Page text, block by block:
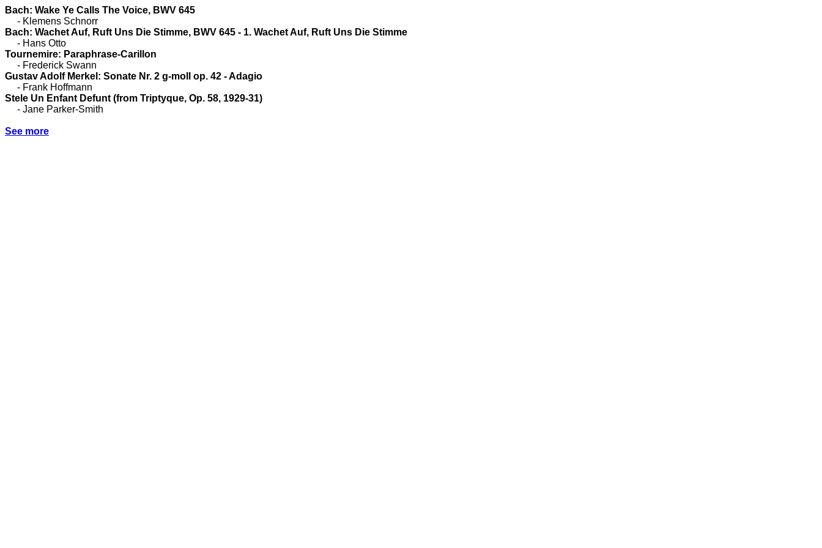
Bach: Wake Ye Calls The Voice, BWV 645
- Klemens Schnorr
Bach: Wachet Auf, Ruft Uns Die Stimme, BWV 645 - 1. Wachet Auf, Ruft Uns Die Stimme
- Hans Otto
Tournemire: Paraphrase-Carillon
- Frederick Swann
Gustav Adolf Merkel: Sonate Nr. 2 g-moll op. 42 - Adagio
- Frank Hoffmann
Stele Un Enfant Defunt (from Triptyque, Op. 58, 1929-31)
- Jane Parker-Smith
See more